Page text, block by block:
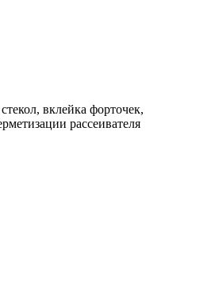
вклейка форточек,
рассеивателя